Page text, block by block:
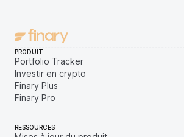
PRODUIT
Portfolio Tracker
Investir en crypto
Finary Plus
Finary Pro
RESSOURCES